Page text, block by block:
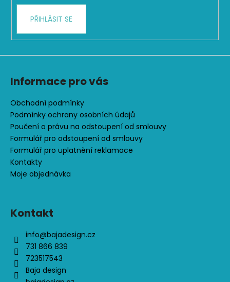
PŘIHLÁSIT SE
Informace pro vás
Obchodní podmínky
Podmínky ochrany osobních údajů
Poučení o právu na odstoupení od smlouvy
Formulář pro odstoupení od smlouvy
Formulář pro uplatnění reklamace
Kontakty
Moje objednávka
Kontakt
info@bajadesign.cz
731 866 839
723517543
Baja design